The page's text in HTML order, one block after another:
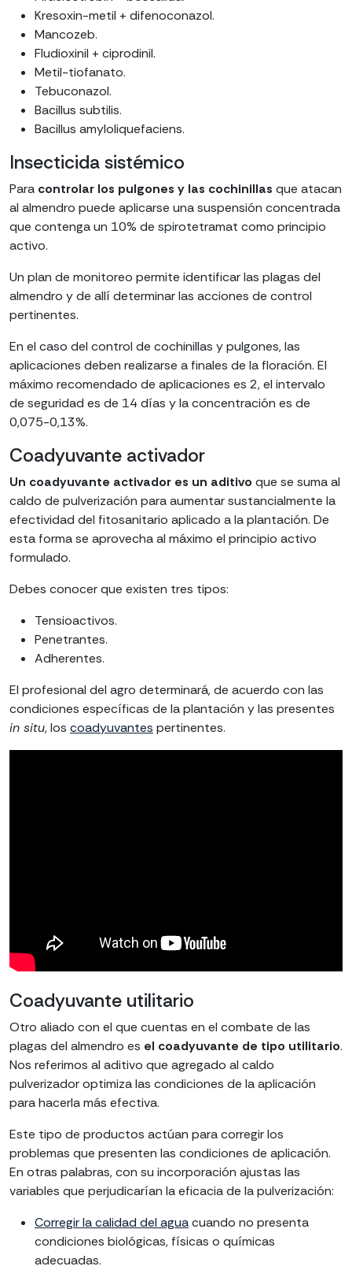
Kresoxin-metil + difenoconazol.
Mancozeb.
Fludioxinil + ciprodinil.
Metil-tiofanato.
Tebuconazol.
Bacillus subtilis.
Bacillus amyloliquefaciens.
Insecticida sistémico
Para controlar los pulgones y las cochinillas que atacan
al almendro puede aplicarse una suspensión concentrada
que contenga un 10% de spirotetramat como principio
activo.
Un plan de monitoreo permite identificar las plagas del
almendro y de allí determinar las acciones de control
pertinentes.
En el caso del control de cochinillas y pulgones, las
aplicaciones deben realizarse a finales de la floración. El
máximo recomendado de aplicaciones es 2, el intervalo
de seguridad es de 14 días y la concentración es de
0,075-0,13%.
Coadyuvante activador
Un coadyuvante activador es un aditivo que se suma al
caldo de pulverización para aumentar sustancialmente la
efectividad del fitosanitario aplicado a la plantación. De
esta forma se aprovecha al máximo el principio activo
formulado.
Debes conocer que existen tres tipos:
Tensioactivos.
Penetrantes.
Adherentes.
El profesional del agro determinará, de acuerdo con las
condiciones específicas de la plantación y las presentes
in situ, los coadyuvantes pertinentes.
Coadyuvante utilitario
Otro aliado con el que cuentas en el combate de las
plagas del almendro es el coadyuvante de tipo utilitario.
Nos referimos al aditivo que agregado al caldo
pulverizador optimiza las condiciones de la aplicación
para hacerla más efectiva.
Este tipo de productos actúan para corregir los
problemas que presenten las condiciones de aplicación.
En otras palabras, con su incorporación ajustas las
variables que perjudicarían la eficacia de la pulverización:
Corregir la calidad del aguacuando no presenta
condiciones biológicas, físicas o químicas
adecuadas.